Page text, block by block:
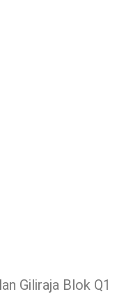
Giliraja Blok Q1